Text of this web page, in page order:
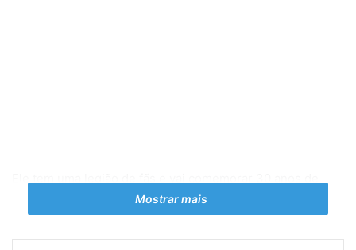
carreira e de sucessos, sábado, dia 20 de agosto, no Tijuca
Tênis Clube
Elymar Santos iniciou a carreira alugando o extinto
Mostrar mais